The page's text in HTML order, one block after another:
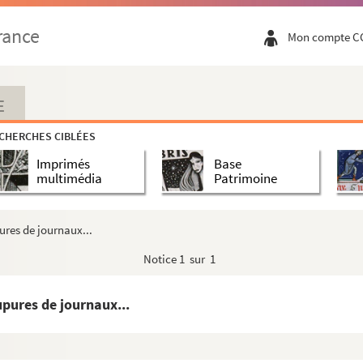
Mon compte
CIBLÉES
Imprimés
multimédia
Base
Patrimoine
de journaux...
Notice 1 sur 1
de journaux...
politiques
14 juillet 1919 aux Tuileries à Paris et deu...
Cautru
Cautru
Cautru